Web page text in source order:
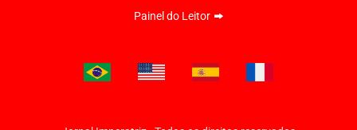
Painel do Leitor